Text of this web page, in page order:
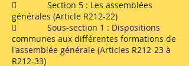
 Section 5 : Les assemblées
générales (Article R212-22)
 Sous-section 1 : Dispositions
communes aux différentes formations de
l'assemblée générale (Articles R212-23 à
R212-33)